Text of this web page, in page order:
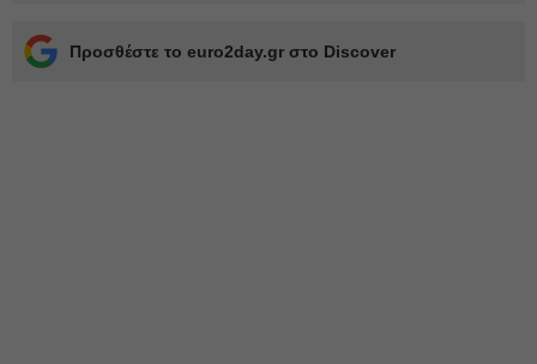
Προσθέστε το euro2day.gr στο Discover